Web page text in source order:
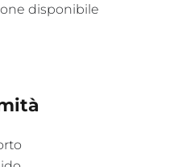
disponibile